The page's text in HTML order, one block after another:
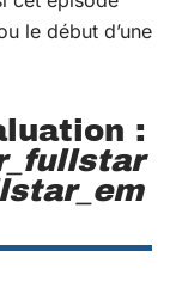
le début d’une
: